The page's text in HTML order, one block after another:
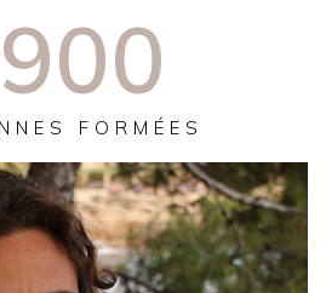
FORMÉES
900